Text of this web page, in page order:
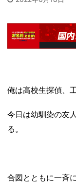
俺は高校生探偵、
今日は幼馴染の友
る。
合図とともに一斉